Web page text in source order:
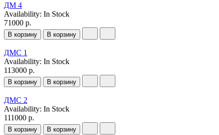
ДМ 4
Availability: In Stock
71000 р.
В корзину В корзину
ДМС 1
Availability: In Stock
113000 р.
В корзину В корзину
ДМС 2
Availability: In Stock
111000 р.
В корзину В корзину